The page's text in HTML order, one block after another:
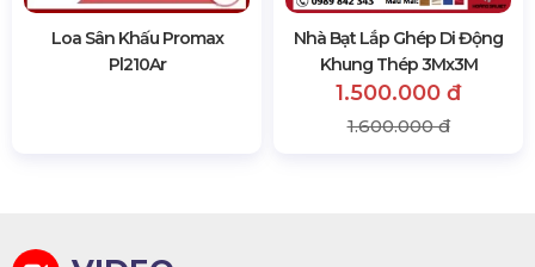
Loa Sân Khấu Promax
Pl210Ar
Nhà Bạt Lắp Ghép Di Động
Khung Thép 3Mx3M
1.500.000 đ
1.600.000 đ